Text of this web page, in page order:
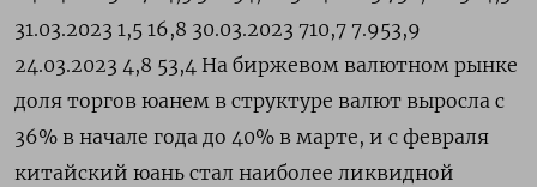
31.03.2023 1,5 16,8 30.03.2023 710,7 7.953,9
24.03.2023 4,8 53,4 На биржевом валютном рынке
доля торгов юанем в структуре валют выросла с
36% в начале года до 40% в марте, и с февраля
китайский юань стал наиболее ликвидной